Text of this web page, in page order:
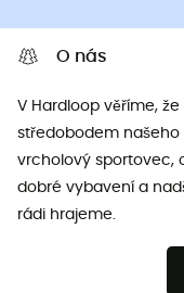
O nás
V Hardloop věříme,
středobodem našeho
vrcholový sportovec,
dobré vybavení a
rádi hrajeme.